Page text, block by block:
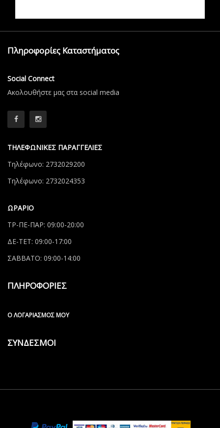
Πληροφορίες Καταστήματος
Social Connect
Aκολουθήστε μας στα social media
ΤΗΛΕΦΩΝΙΚΕΣ ΠΑΡΑΓΓΕΛΙΕΣ
Τηλέφωνο: 2732029200
Τηλέφωνο: 2732024353
ΩΡΑΡΙΟ
ΤΡ-ΠΕ-ΠΑΡ: 09:00-20:00
ΔΕ-ΤΕΤ: 09:00-17:00
ΣΑΒΒΑΤΟ: 09:00-14:00
ΠΛΗΡΟΦΟΡΙΕΣ
Ο ΛΟΓΑΡΙΑΣΜΌΣ ΜΟΥ
ΣΥΝΔΕΣΜΟΙ